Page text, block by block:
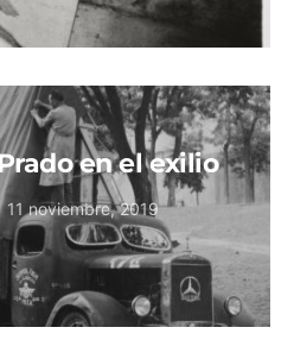
en el exilio
11 noviembre, 2019